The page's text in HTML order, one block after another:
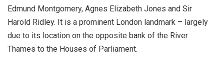
Edmund Montgomery, Agnes Elizabeth Jones and Sir
Harold Ridley. It is a prominent London landmark – largely
due to its location on the opposite bank of the River
Thames to the Houses of Parliament.